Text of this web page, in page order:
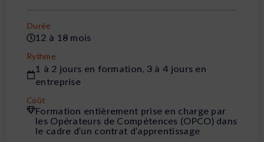
Durée
12 à 18 mois
Rythme
1 à 2 jours en formation, 3 à 4 jours en
entreprise
Coût
Formation entièrement prise en charge par
les Opérateurs de Compétences (OPCO) dans
le cadre d’un contrat d’apprentissage